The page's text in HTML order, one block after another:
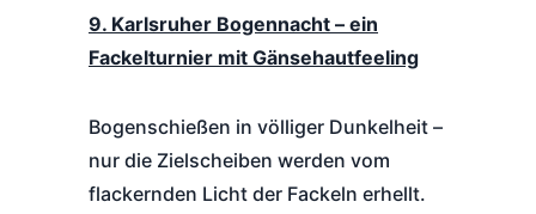
9. Karlsruher Bogennacht – ein
Fackelturnier mit Gänsehautfeeling
Bogenschießen in völliger Dunkelheit –
nur die Zielscheiben werden vom
flackernden Licht der Fackeln erhellt.